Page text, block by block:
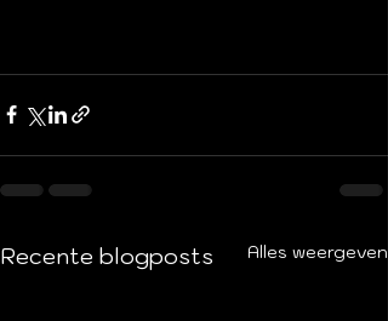
Recente blogposts Alles weergeven